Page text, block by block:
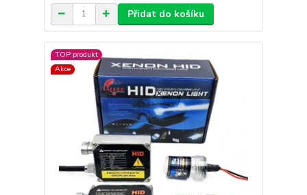
Přidat do košíku
TOP produkt
Akce